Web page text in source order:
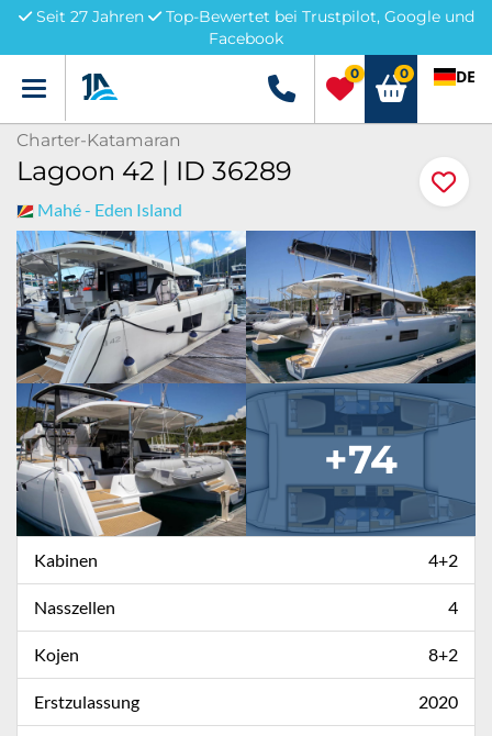
Seit 27 Jahren
Top-Bewertet bei Trustpilot, Google und
Facebook
Menü +49 5741 3222690
0 0 DE
Charter-Katamaran
Lagoon 42 | ID 36289
Mahé - Eden Island
+74
Kabinen 4+2
Nasszellen 4
Kojen 8+2
Erstzulassung 2020